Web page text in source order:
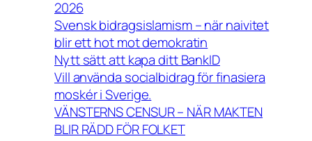
2026
Svensk bidragsislamism – när naivitet
blir ett hot mot demokratin
Nytt sätt att kapa ditt BankID
Vill använda socialbidrag för finasiera
moskér i Sverige.
VÄNSTERNS CENSUR – NÄR MAKTEN
BLIR RÄDD FÖR FOLKET